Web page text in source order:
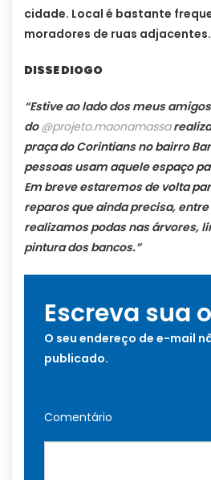
cidade. Local é bastante
moradores de ruas adjacentes.
DISSE DIOGO
“Estive ao lado dos meus amigos
do@projeto.maonamassa
praça do Corintians no bairro
pessoas usam aquele espaço
Em breve estaremos de volta
reparos que ainda precisa,
realizamos podas nas árvores,
pintura dos bancos.”
Escreva sua
O seu endereço de e-mail
publicado.
Comentário